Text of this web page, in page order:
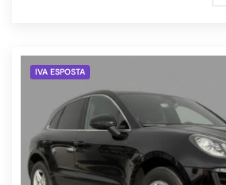
IVA ESPOSTA